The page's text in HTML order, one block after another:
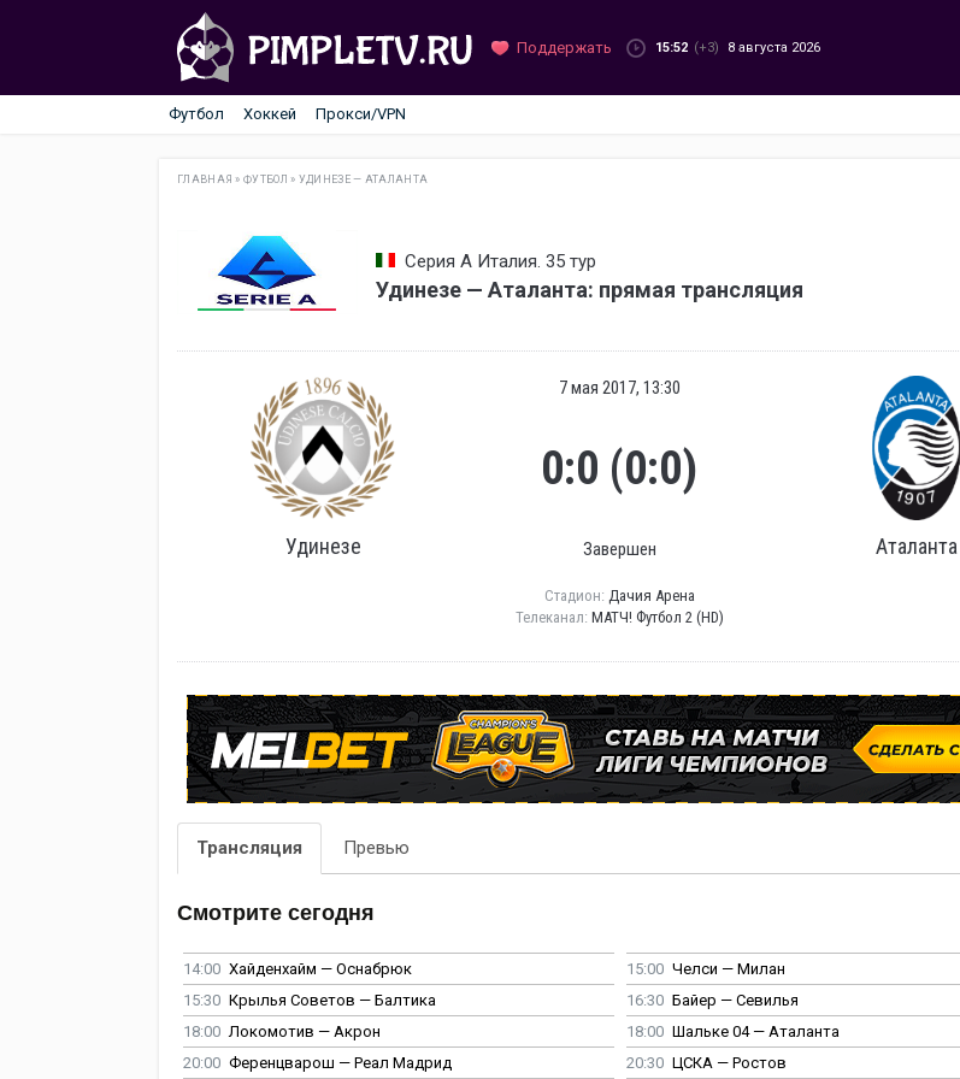
Поддержать 15:52 (+3) 8 августа 2026
Футбол Хоккей Прокси/VPN
ГЛАВНАЯ »ФУТБОЛ » УДИНЕЗЕ — АТАЛАНТА
Серия А Италия. 35 тур
Удинезе — Аталанта: прямая трансляция
Удинезе
7 мая 2017, 13:30
0:0 (0:0)
Завершен Аталанта
Стадион: Дачия Арена
Телеканал: МАТЧ! Футбол 2 (HD)
Трансляция Превью
Смотрите сегодня
14:00 Хайденхайм — Оснабрюк 15:00 Челси — Милан
15:30 Крылья Советов — Балтика 16:30 Байер — Севилья
18:00 Локомотив — Акрон 18:00 Шальке 04 — Аталанта
20:00 Ференцварош — Реал Мадрид 20:30 ЦСКА — Ростов